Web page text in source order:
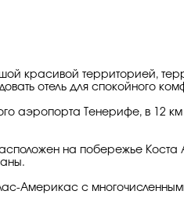
красивой территорией,
отель для спокойного
аэропорта Тенерифе, в 12
на побережье Коста
Америкас с